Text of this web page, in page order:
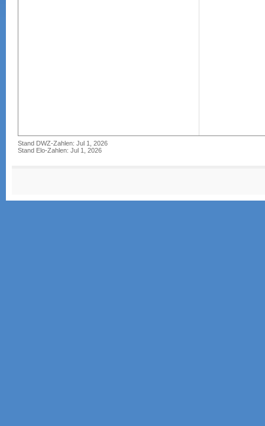
Stand DWZ-Zahlen: Jul 1, 2026
Stand Elo-Zahlen: Jul 1, 2026